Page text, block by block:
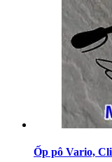
Ốp pô Vario,